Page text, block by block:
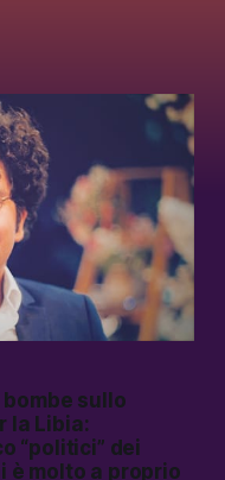
bombe sullo
la Libia:
“politici” dei
è molto a proprio